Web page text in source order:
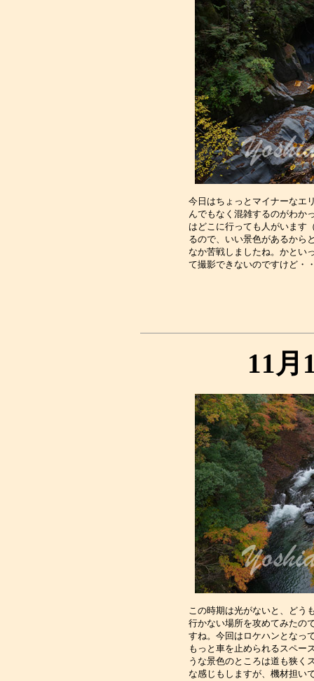
今日はちょっとマイナーなエ
んでもなく混雑するのがわか
はどこに行っても人がいます
るので、いい景色があるから
なか苦戦しましたね。かとい
11月
この時期は光がないと、どう
行かない場所を攻めてみたの
すね。今回はロケハンとなっ
もっと車を止められるスペー
うな景色のところは道も狭く